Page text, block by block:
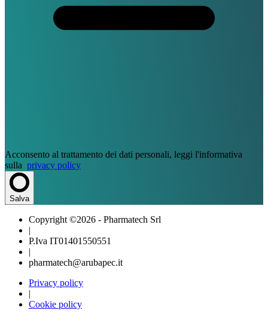
Acconsento al trattamento dei dati personali, leggi l'informativa
sulla privacy policy
Salva
Copyright ©2026 - Pharmatech Srl
|
P.Iva IT01401550551
|
pharmatech@arubapec.it
Privacy policy
|
Cookie policy